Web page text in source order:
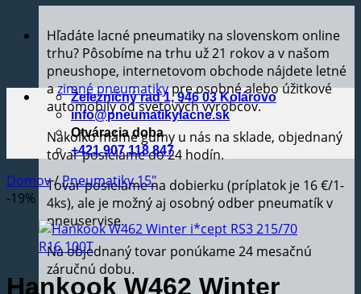
Hľadáte lacné pneumatiky na slovenskom online
trhu? Pôsobíme na trhu už 21 rokov a v našom
pneushope, internetovom obchode nájdete letné
azimné pneumatikypre osobné alebo úžitkové
automobily od svetových výrobcov.
Nakoľko máme gumy u nás na sklade, objednaný
tovar posielame do 24 hodín.
Tovar posielame na dobierku (príplatok je 16 €/1-
4ks), ale je možný aj osobný odber pneumatík v
pneuservise.
Na objednaný tovar ponúkame 24 mesačnú
záručnú dobu.
Železničný rad 1, 946 03 Kolárovo
info@pneumatikylacne.sk
Otváracia doba
+421 907 118 847
Domov/Pneumatiky 15"
-19%
Hankook W462 Winter